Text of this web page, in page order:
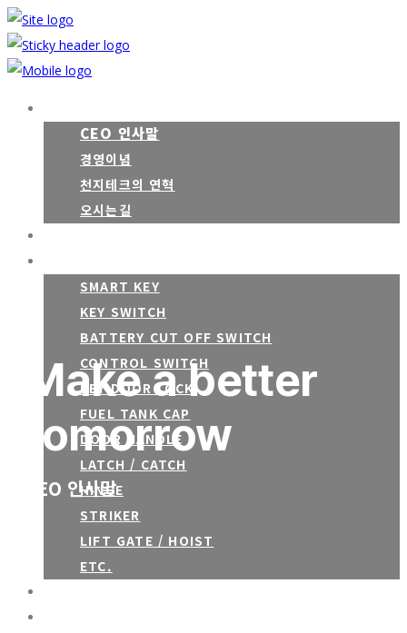
CEO 인사말
경영이념
천지테크의 연혁
오시는길
SMART KEY
KEY SWITCH
BATTERY CUT OFF SWITCH
CONTROL SWITCH
KEY DOOR LOCK
FUEL TANK CAP
DOOR HANDLE
LATCH / CATCH
HINGE
STRIKER
LIFT GATE / HOIST
ETC.
Make a better
tomorrow
CEO 인사말